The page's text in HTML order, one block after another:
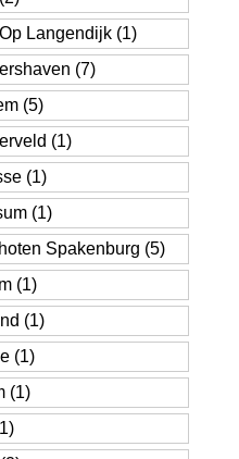
Langendijk (1)
(7)
(5)
(1)
(1)
(1)
Spakenburg (5)
(1)
(1)
(1)
(1)